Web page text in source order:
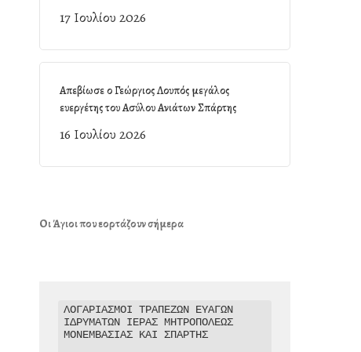
17 Ιουλίου 2026
Απεβίωσε ο Γεώργιος Λουπός μεγάλος
ευεργέτης του Ασύλου Ανιάτων Σπάρτης
16 Ιουλίου 2026
Οι Άγιοι που εορτάζουν σήμερα
ΛΟΓΑΡΙΑΣΜΟΙ ΤΡΑΠΕΖΩΝ ΕΥΑΓΩΝ
ΙΔΡΥΜΑΤΩΝ ΙΕΡΑΣ ΜΗΤΡΟΠΟΛΕΩΣ
ΜΟΝΕΜΒΑΣΙΑΣ ΚΑΙ ΣΠΑΡΤΗΣ